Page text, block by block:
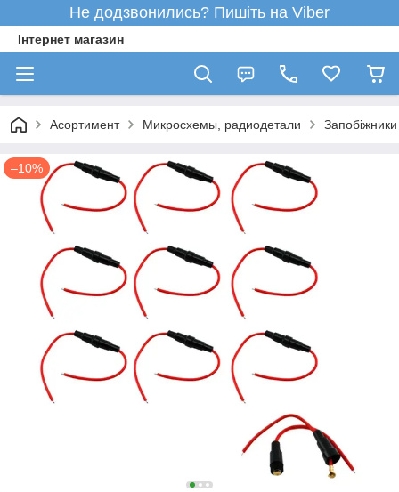
Не додзвонились? Пишіть на Viber
Інтернет магазин
Асортимент Микросхемы, радиодетали Запобіжники
–10%